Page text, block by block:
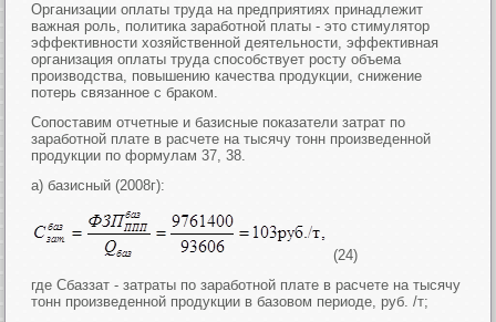
Организации оплаты труда на предприятиях принадлежит
важная роль, политика заработной платы - это стимулятор
эффективности хозяйственной деятельности, эффективная
организация оплаты труда способствует росту объема
производства, повышению качества продукции, снижение
потерь связанное с браком.
Сопоставим отчетные и базисные показатели затрат по
заработной плате в расчете на тысячу тонн произведенной
продукции по формулам 37, 38.
а) базисный (2008г):
(24)
где Сбаззат - затраты по заработной плате в расчете на тысячу
тонн произведенной продукции в базовом периоде, руб. /т;